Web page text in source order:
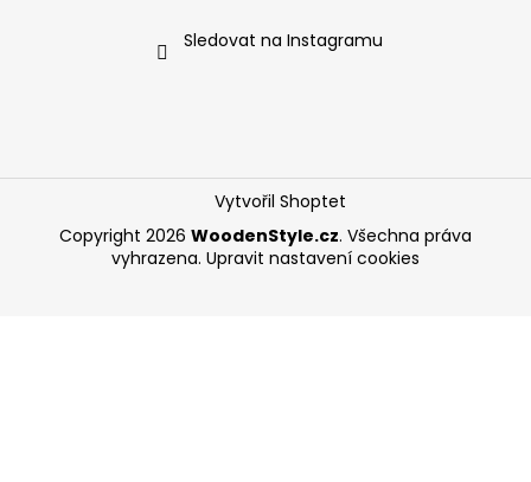
Sledovat na Instagramu
Vytvořil Shoptet
Copyright 2026 WoodenStyle.cz. Všechna práva
vyhrazena. Upravit nastavení cookies